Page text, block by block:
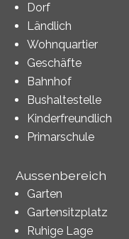
Dorf
Ländlich
Wohnquartier
Geschäfte
Bahnhof
Bushaltestelle
Kinderfreundlich
Primarschule
Aussenbereich
Garten
Gartensitzplatz
Ruhige Lage